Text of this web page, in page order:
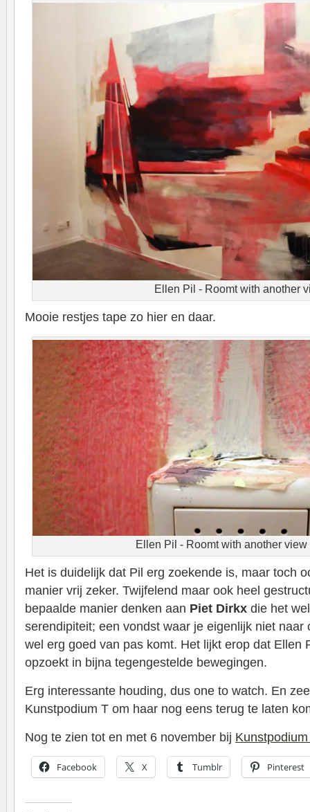
Ellen Pil - Roomt with another
Mooie restjes tape zo hier en daar.
Ellen Pil - Roomt with another
Het is duidelijk dat Pil erg zoekende is, maar toch
manier vrij zeker. Twijfelend maar ook heel
bepaalde manier denken aan Piet Dirkx die het
serendipiteit; een vondst waar je eigenlijk niet naar
wel erg goed van pas komt. Het lijkt erop dat Ellen
opzoekt in bijna tegengestelde bewegingen.
Erg interessante houding, dus one to watch. En
Kunstpodium T om haar nog eens terug te laten
Nog te zien tot en met 6 november bij
Facebook X Tumblr Pinterest